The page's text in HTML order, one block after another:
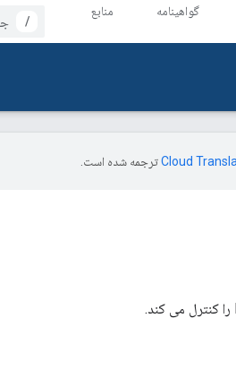
گواهینامه منابع
/
ترجمه شده است.